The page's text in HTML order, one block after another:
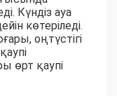
Күндіз ауа
көтеріледі.
оңтүстігі
өрт қаупі